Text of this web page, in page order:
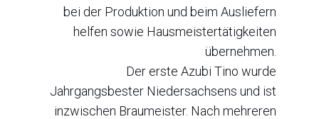
bei der Produktion und beim Ausliefern
helfen sowie Hausmeistertätigkeiten
übernehmen.
Der erste Azubi Tino wurde
Jahrgangsbester Niedersachsens und ist
inzwischen Braumeister. Nach mehreren